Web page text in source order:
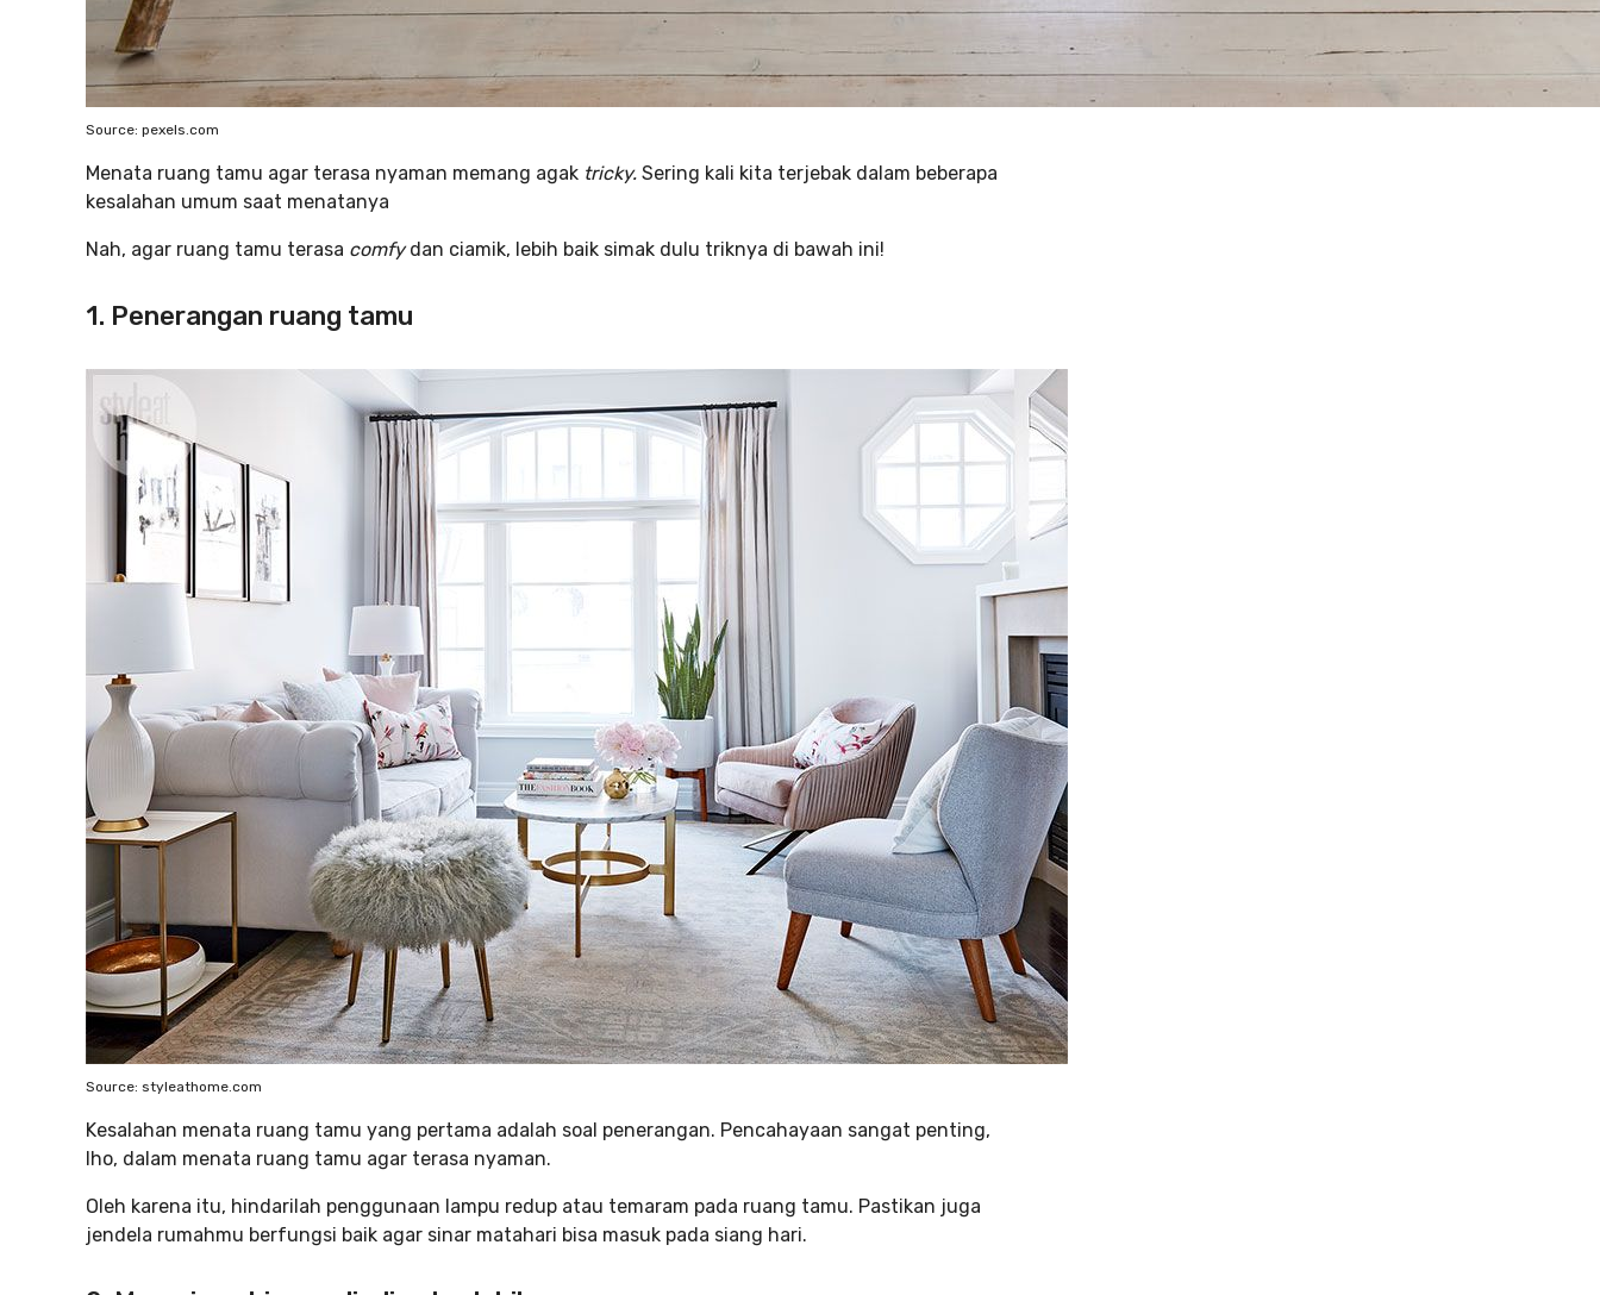
Source: pexels.com
Menata ruang tamu agar terasa nyaman memang agak tricky. Sering kali kita terjebak dalam beberapa
kesalahan umum saat menatanya
Nah, agar ruang tamu terasa comfydan ciamik, lebih baik simak dulu triknya di bawah ini!
1. Penerangan ruang tamu
Source: styleathome.com
Kesalahan menata ruang tamu yang pertama adalah soal penerangan. Pencahayaan sangat penting,
lho, dalam menata ruang tamu agar terasa nyaman.
Oleh karena itu, hindarilah penggunaan lampu redup atau temaram pada ruang tamu. Pastikan juga
jendela rumahmu berfungsi baik agar sinar matahari bisa masuk pada siang hari.